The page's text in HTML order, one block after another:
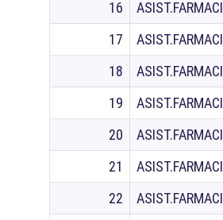
16
17
18
19
20
21
22